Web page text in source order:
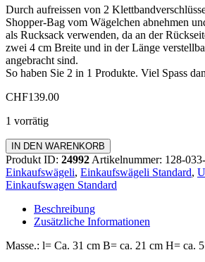
Durch aufreissen von 2
Shopper-Bag vom Wägelchen abnehmen
als Rucksack verwenden, da an der
zwei 4 cm Breite und in der Länge
angebracht sind.
So haben Sie 2 in 1 Produkte. Viel Spass
CHF139.00
1 vorrätig
Einkaufswagen
Standard
Menge
IN DEN WARENKORB
Produkt ID: 24992 Artikelnummer: 128-
Einkaufswägeli, Einkaufswägeli Standard,
Einkaufswagen Standard
Beschreibung
Zusätzliche Informationen
Masse.: l= Ca. 31 cm B= ca. 21 cm H= ca.